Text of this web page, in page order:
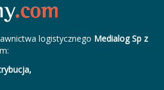
logistycznego Medialog Sp z